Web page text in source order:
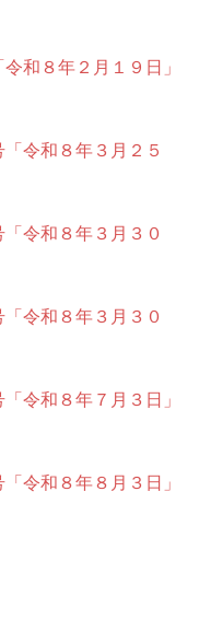
和８年２月１９日」
令和８年３月２５
令和８年３月３０
令和８年３月３０
令和８年７月３日」
令和８年８月３日」